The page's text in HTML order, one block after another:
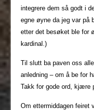
integrere dem så godt i
egne øyne da jeg var på
etter det besøket ble for
kardinal.)
Til slutt ba paven oss
anledning – om å be for
Takk for gode ord, kjære
Om ettermiddagen feiret